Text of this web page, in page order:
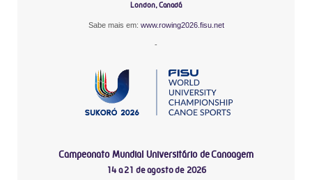
London, Canadá
Sabe mais em: www.rowing2026.fisu.net
-
Campeonato Mundial Universitário de Canoagem
14 a 21 de agosto de 2026